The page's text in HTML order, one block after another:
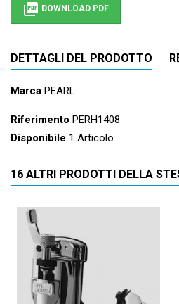
 DOWNLOAD PDF
DETTAGLI DEL PRODOTTO
Marca PEARL
Riferimento PERH1408
Disponibile 1 Articolo
16 ALTRI PRODOTTI DELLA